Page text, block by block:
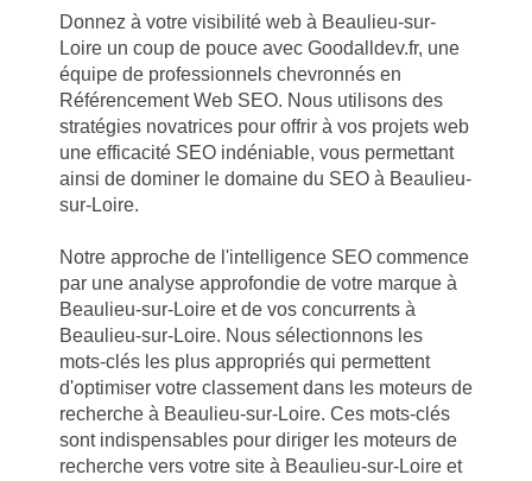
Donnez à votre visibilité web à Beaulieu-sur-
Loire un coup de pouce avec Goodalldev.fr, une
équipe de professionnels chevronnés en
Référencement Web SEO. Nous utilisons des
stratégies novatrices pour offrir à vos projets web
une efficacité SEO indéniable, vous permettant
ainsi de dominer le domaine du SEO à Beaulieu-
sur-Loire.
Notre approche de l'intelligence SEO commence
par une analyse approfondie de votre marque à
Beaulieu-sur-Loire et de vos concurrents à
Beaulieu-sur-Loire. Nous sélectionnons les
mots-clés les plus appropriés qui permettent
d'optimiser votre classement dans les moteurs de
recherche à Beaulieu-sur-Loire. Ces mots-clés
sont indispensables pour diriger les moteurs de
recherche vers votre site à Beaulieu-sur-Loire et